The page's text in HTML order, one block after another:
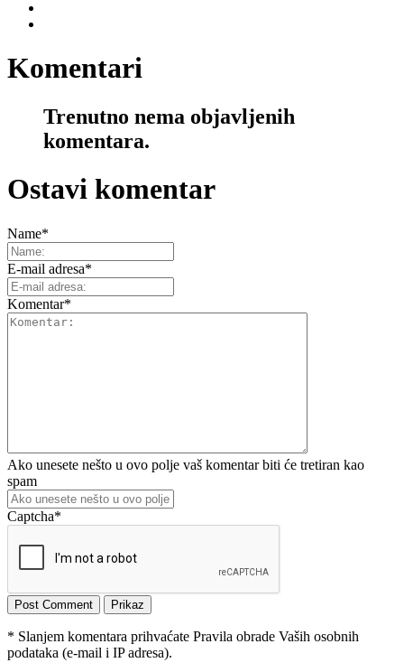
Komentari
Trenutno nema objavljenih
komentara.
Ostavi komentar
Name*
E-mail adresa*
Komentar*
Ako unesete nešto u ovo polje vaš komentar biti će tretiran kao
spam
Captcha*
* Slanjem komentara prihvaćate Pravila obrade Vaših osobnih
podataka (e-mail i IP adresa).